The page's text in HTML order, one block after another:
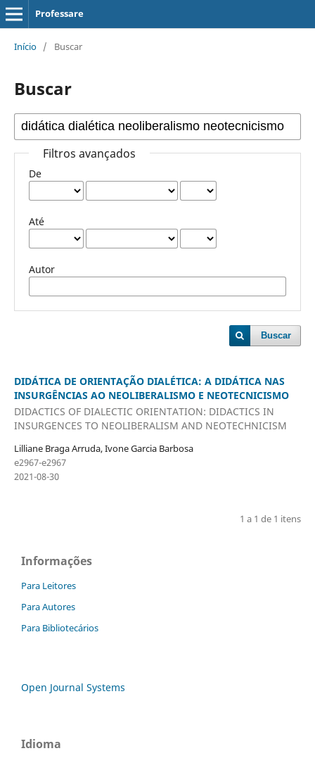
Professare
Início / Buscar
Buscar
Filtros avançados
De
Até
Autor
Buscar
DIDÁTICA DE ORIENTAÇÃO DIALÉTICA: A DIDÁTICA NAS
INSURGÊNCIAS AO NEOLIBERALISMO E NEOTECNICISMO
DIDACTICS OF DIALECTIC ORIENTATION: DIDACTICS IN
INSURGENCES TO NEOLIBERALISM AND NEOTECHNICISM
Lilliane Braga Arruda, Ivone Garcia Barbosa
e2967-e2967
2021-08-30
1 a 1 de 1 itens
Informações
Para Leitores
Para Autores
Para Bibliotecários
Open Journal Systems
Idioma